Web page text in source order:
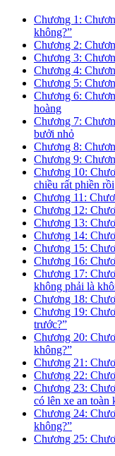
Chương 1:
không?”
Chương 2:
Chương 3:
Chương 4:
Chương 5:
Chương 6:
hoàng
Chương 7:
bưởi nhỏ
Chương 8:
Chương 9:
Chương 10:
chiều rất phiền rồi
Chương 11:
Chương 12:
Chương 13:
Chương 14:
Chương 15:
Chương 16:
Chương 17:
không phải là
Chương 18:
Chương 19:
trước?”
Chương 20:
không?”
Chương 21:
Chương 22:
Chương 23:
có lên xe an toàn
Chương 24:
không?”
Chương 25: